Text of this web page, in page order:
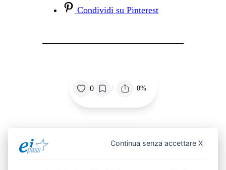
Condividi su Pinterest
0 / 0%
Potrebbe
Continua senza accettare X